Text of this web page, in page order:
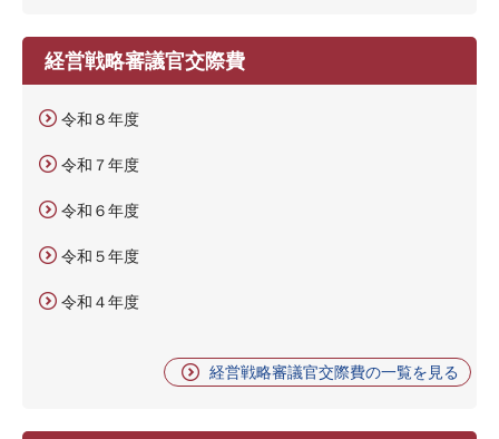
経営戦略審議官交際費
令和８年度
令和７年度
令和６年度
令和５年度
令和４年度
経営戦略審議官交際費の一覧を見る